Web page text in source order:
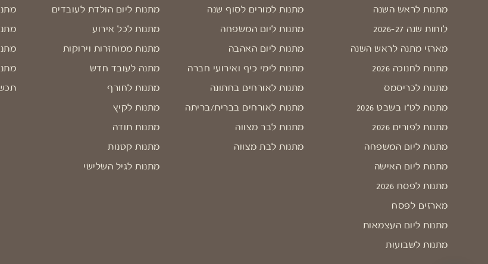
מתנות לראש השנה
לוחות שנה 2026-27
מארזי מתנה לראש השנה
מתנות לחנוכה 2026
מתנות לכריסמס
מתנות לט"ו בשבט 2026
מתנות לפורים 2026
מתנות ליום המשפחה
מתנות ליום האישה
מתנות לפסח 2026
מארזים לפסח
מתנות ליום העצמאות
מתנות לשבועות
מתנות למורים לסוף שנה
מתנות ליום המשפחה
מתנות ליום האהבה
מתנות לימי כיף ואירועי חברה
מתנות לאורחים בחתונה
מתנות לאורחים בברית/בריתה
מתנות לבר מצווה
מתנות לבת מצווה
מתנות ליום הולדת לעובדים
מתנות לכל אירוע
מתנות ממוחזרות וירוקות
מתנה לעובד חדש
מתנות לחורף
מתנות לקיץ
מתנות תודה
מתנות קטנות
מתנות לגיל השלישי